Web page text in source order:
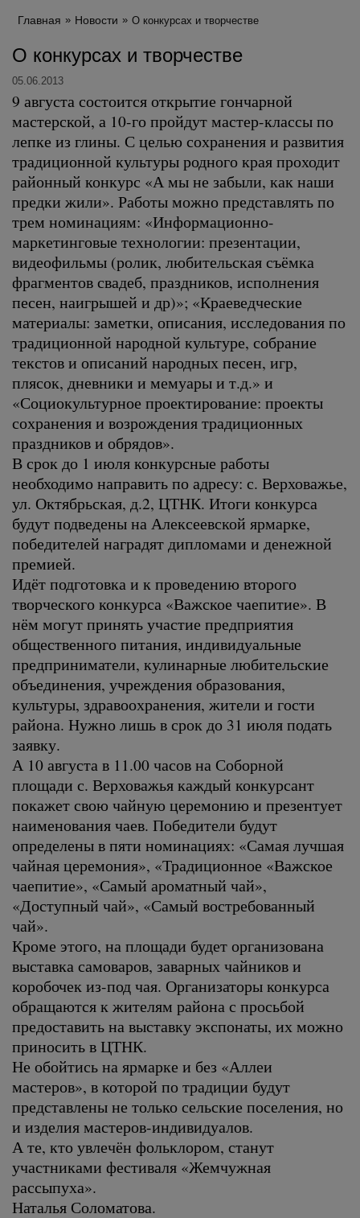
Главная Новости О конкурсах и творчестве
О конкурсах и творчестве
05.06.2013
9 августа состоится открытие гончарной
мастерской, а 10-го пройдут мастер-классы по
лепке из глины. С целью сохранения и развития
традиционной культуры родного края проходит
районный конкурс «А мы не забыли, как наши
предки жили». Работы можно представлять по
трем номинациям: «Информационно-
маркетинговые технологии: презентации,
видеофильмы (ролик, любительская съёмка
фрагментов свадеб, праздников, исполнения
песен, наигрышей и др)»; «Краеведческие
материалы: заметки, описания, исследования по
традиционной народной культуре, собрание
текстов и описаний народных песен, игр,
плясок, дневники и мемуары и т.д.» и
«Социокультурное проектирование: проекты
сохранения и возрождения традиционных
праздников и обрядов».
В срок до 1 июля конкурсные работы
необходимо направить по адресу: с. Верховажье,
ул. Октябрьская, д.2, ЦТНК. Итоги конкурса
будут подведены на Алексеевской ярмарке,
победителей наградят дипломами и денежной
премией.
Идёт подготовка и к проведению второго
творческого конкурса «Важское чаепитие». В
нём могут принять участие предприятия
общественного питания, индивидуальные
предприниматели, кулинарные любительские
объединения, учреждения образования,
культуры, здравоохранения, жители и гости
района. Нужно лишь в срок до 31 июля подать
заявку.
А 10 августа в 11.00 часов на Соборной
площади с. Верховажья каждый конкурсант
покажет свою чайную церемонию и презентует
наименования чаев. Победители будут
определены в пяти номинациях: «Самая лучшая
чайная церемония», «Традиционное «Важское
чаепитие», «Самый ароматный чай»,
«Доступный чай», «Самый востребованный
чай».
Кроме этого, на площади будет организована
выставка самоваров, заварных чайников и
коробочек из-под чая. Организаторы конкурса
обращаются к жителям района с просьбой
предоставить на выставку экспонаты, их можно
приносить в ЦТНК.
Не обойтись на ярмарке и без «Аллеи
мастеров», в которой по традиции будут
представлены не только сельские поселения, но
и изделия мастеров-индивидуалов.
А те, кто увлечён фольклором, станут
участниками фестиваля «Жемчужная
рассыпуха».
Наталья Соломатова.